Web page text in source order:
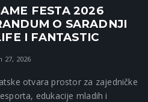
FESTA 2026
O SARADNJI
I FANTASTIC
27, 2026March 27, 2026
otvara prostor za zajedničke
edukacije mladih i